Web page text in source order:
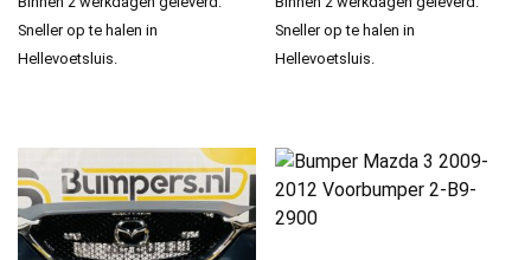
Sneller op te halen in
Hellevoetsluis.
Sneller op te halen in
Hellevoetsluis.